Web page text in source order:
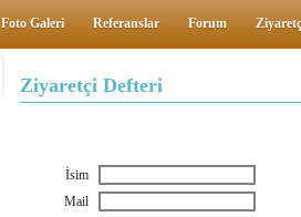
Foto Galeri Referanslar Forum
Ziyaretçi Defteri
İsim
Mail